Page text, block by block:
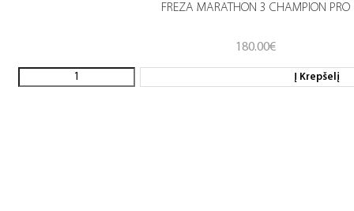
FREZA MARATHON 3 CHAMPION PRO
180.00€
Į Krepšelį